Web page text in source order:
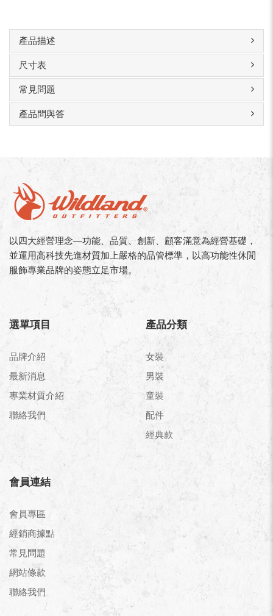
產品描述
尺寸表
常見問題
產品問與答
以四大經營理念—功能、品質、創新、顧客滿意為經營基礎，
並運用高科技先進材質加上嚴格的品管標準，以高功能性休閒
服飾專業品牌的姿態立足市場。
選單項目
品牌介紹
最新消息
專業材質介紹
聯絡我們
產品分類
女裝
男裝
童裝
配件
經典款
會員連結
會員專區
經銷商據點
常見問題
網站條款
聯絡我們